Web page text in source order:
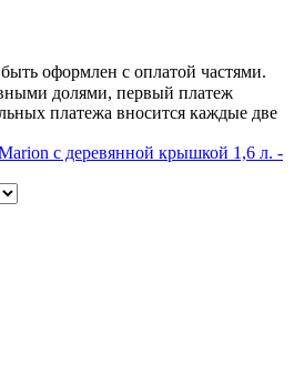
оформлен с оплатой частями.
долями, первый платеж
платежа вносится каждые две
с деревянной крышкой 1,6 л. -